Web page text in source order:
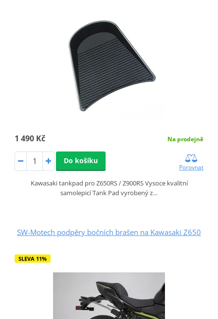
1 490 Kč Na prodejně
Do košíku
Porovnat
Kawasaki tankpad pro Z650RS / Z900RS Vysoce kvalitní
samolepicí Tank Pad vyrobený z…
SW-Motech podpěry bočních brašen na Kawasaki Z650
SLEVA 11%